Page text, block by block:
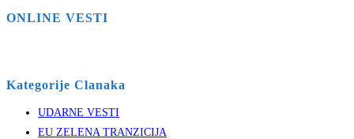
ONLINE VESTI
Kategorije Clanaka
UDARNE VESTI
EU ZELENA TRANZICIJA